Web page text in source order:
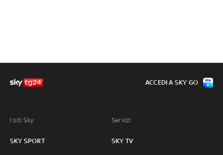
I siti Sky:
SKY SPORT
Servizi:
SKY TV
ACCEDI A SKY GO